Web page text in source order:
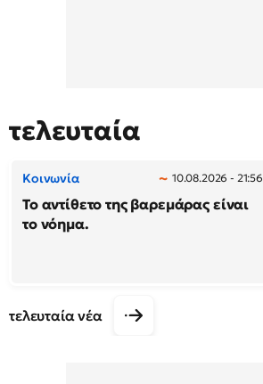
τελευταία
Κοινωνία 10.08.2026 - 21:56
Το αντίθετο της βαρεμάρας είναι
το νόημα.
τελευταία νέα